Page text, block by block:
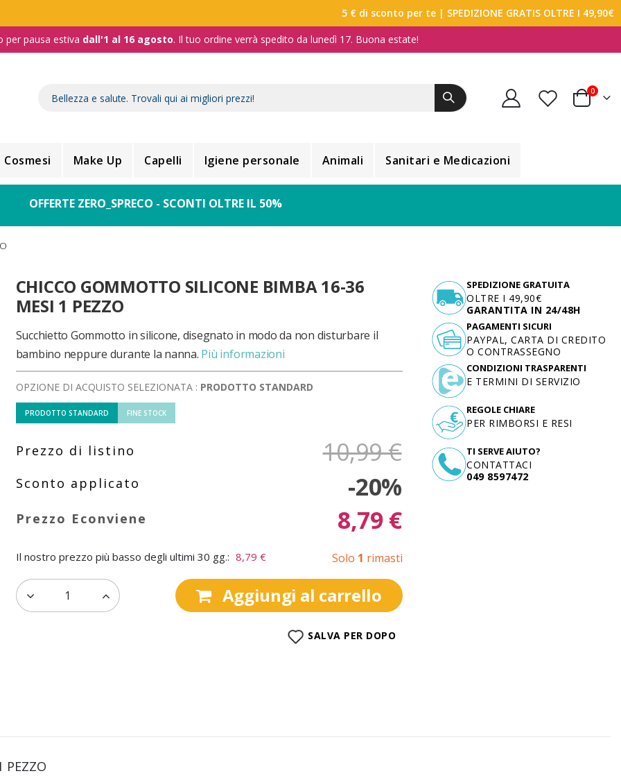
5 € di sconto per te | SPEDIZIONE GRATIS OLTRE I 49,90€
per pausa estiva dall'1 al 16 agosto. Il tuo ordine verrà spedito da lunedì 17. Buona estate!
Carrello
0
Cosmesi Make Up Capelli Igiene personale Animali Sanitari e Medicazioni
OFFERTE ZERO_SPRECO - SCONTI OLTRE IL 50%
CHICCO GOMMOTTO SILICONE BIMBA 16-36
MESI 1 PEZZO
Succhietto Gommotto in silicone, disegnato in modo da non disturbare il
bambino neppure durante la nanna. Più informazioni
OPZIONE DI ACQUISTO SELEZIONATA : PRODOTTO STANDARD
PRODOTTO STANDARD FINE STOCK
10,99 €
-20%
8,79 €
Il nostro prezzo più basso degli ultimi 30 gg.: 8,79 € Solo 1 rimasti
Aggiungi al carrello
SALVA PER DOPO
SPEDIZIONE GRATUITA
OLTRE I 49,90€
GARANTITA IN 24/48H
TI SERVE AIUTO?
CONTATTACI
049 8597472
PAGAMENTI SICURI
PAYPAL, CARTA DI CREDITO
O CONTRASSEGNO
CONDIZIONI TRASPARENTI
E TERMINI DI SERVIZIO
REGOLE CHIARE
PER RIMBORSI E RESI
PEZZO